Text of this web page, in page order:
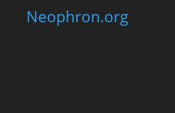
Neophron.org